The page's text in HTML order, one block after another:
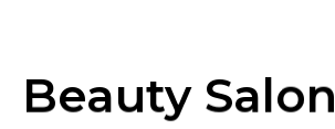
Beauty Salon